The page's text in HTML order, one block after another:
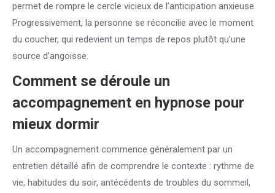
permet de rompre le cercle vicieux de l’anticipation anxieuse.
Progressivement, la personne se réconcilie avec le moment
du coucher, qui redevient un temps de repos plutôt qu’une
source d’angoisse.
Comment se déroule un
accompagnement en hypnose pour
mieux dormir
Un accompagnement commence généralement par un
entretien détaillé afin de comprendre le contexte : rythme de
vie, habitudes du soir, antécédents de troubles du sommeil,